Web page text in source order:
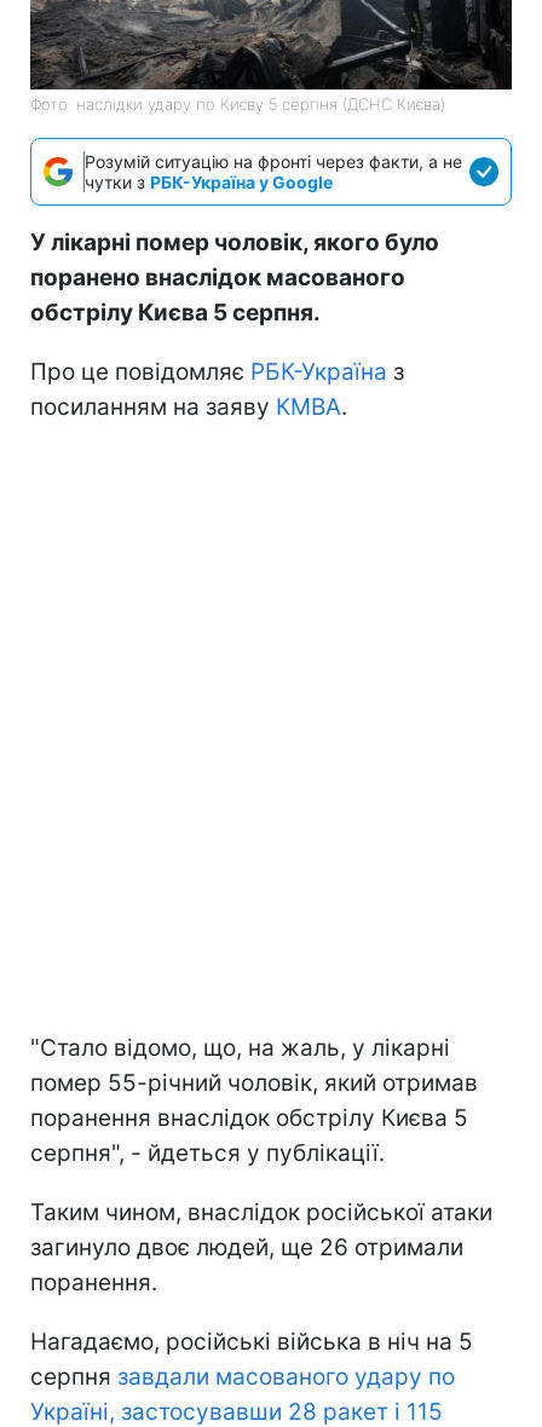
Фото: наслідки удару по Києву 5 серпня (ДСНС Києва)
Розумій ситуацію на фронті через факти, а не
чутки з РБК-Україна у Google
У лікарні помер чоловік, якого було
поранено внаслідок масованого
обстрілу Києва 5 серпня.
Про це повідомляє РБК-Україна з
посиланням на заяву КМВА.
"Стало відомо, що, на жаль, у лікарні
помер 55-річний чоловік, який отримав
поранення внаслідок обстрілу Києва 5
серпня", - йдеться у публікації.
Таким чином, внаслідок російської атаки
загинуло двоє людей, ще 26 отримали
поранення.
Нагадаємо, російські війська в ніч на 5
серпня завдали масованого удару по
Україні, застосувавши 28 ракет і 115